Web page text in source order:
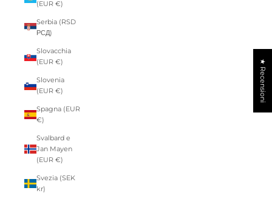
(EUR €)
Serbia (RSD
РСД)
Slovacchia
(EUR €)
Slovenia
(EUR €)
Spagna (EUR
€)
Svalbard e
Jan Mayen
(EUR €)
Svezia (SEK
kr)
★ Recensioni